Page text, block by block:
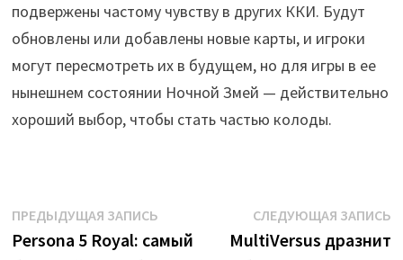
подвержены частому чувству в других ККИ. Будут
обновлены или добавлены новые карты, и игроки
могут пересмотреть их в будущем, но для игры в ее
нынешнем состоянии Ночной Змей — действительно
хороший выбор, чтобы стать частью колоды.
Навигация
по
ПРЕДЫДУЩАЯ ЗАПИСЬПредыдущая
запись:
Persona 5 Royal: самый
СЛЕДУЮЩАЯ ЗАПИСЬ
MultiVersus дразнит